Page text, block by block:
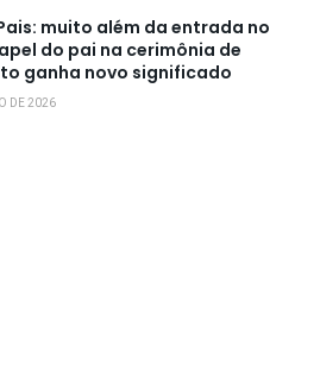
muito além da entrada no
do pai na cerimônia de
ganha novo significado
DE 2026